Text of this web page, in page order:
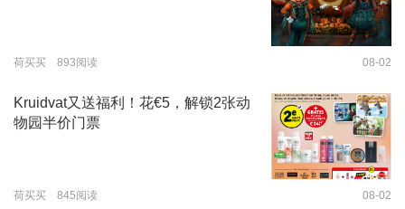
荷买买 893阅读 08-02
Kruidvat又送福利！花€5，解锁2张动
物园半价门票
荷买买 845阅读 08-02